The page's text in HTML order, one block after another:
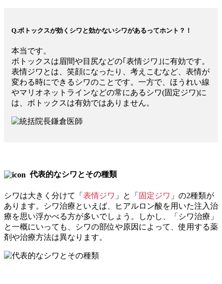
Q.ボトックスが効くシワと効かないシワがあるってホント？！
本当です。
ボトックスは眉間や目尻などの｢表情ジワ｣に有効です。
表情ジワとは、笑顔になったり、考えこむなど、表情が
変わる時にできるシワのことです。一方で、ほうれい線
やマリオネットラインなどの常にあるシワ(固定ジワ)に
は、ボトックスは有効ではありません。
代表的なシワとその種類
シワは大きく分けて「 表情ジワ 」と「 固定ジワ 」の2種類が
あります。シワ治療といえば、ヒアルロン酸を用いた注入治
療を思い浮かべる方が多いでしょう。しかし、「シワ治療」
と一概にいっても、シワの部位や原因によって、使用する薬
剤や治療方法は異なります。